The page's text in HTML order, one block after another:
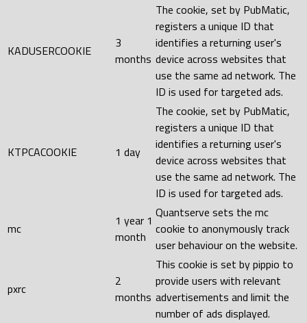
KADUSERCOOKIE
3
months
The cookie, set by PubMatic,
registers a unique ID that
identifies a returning user's
device across websites that
use the same ad network. The
ID is used for targeted ads.
KTPCACOOKIE 1 day
The cookie, set by PubMatic,
registers a unique ID that
identifies a returning user's
device across websites that
use the same ad network. The
ID is used for targeted ads.
mc
1 year 1
month
Quantserve sets the mc
cookie to anonymously track
user behaviour on the website.
pxrc
2
months
This cookie is set by pippio to
provide users with relevant
advertisements and limit the
number of ads displayed.